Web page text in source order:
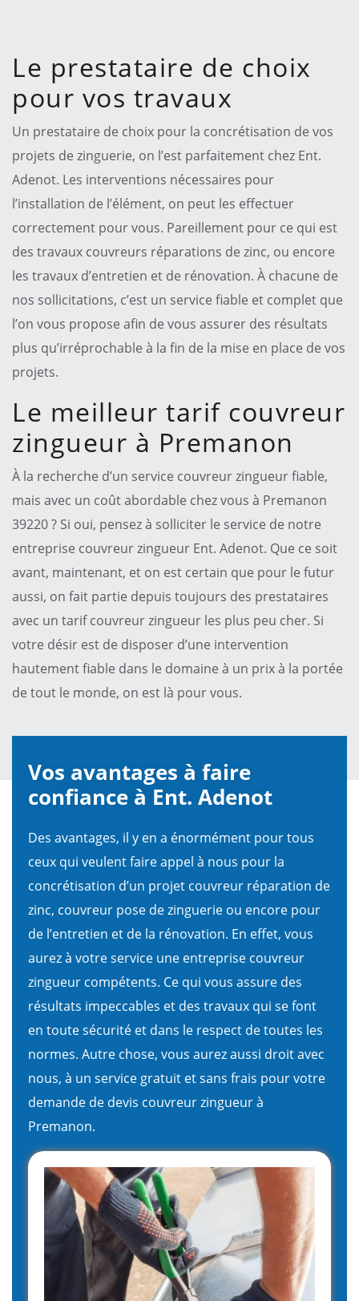
Le prestataire de choix
pour vos travaux
Un prestataire de choix pour la concrétisation de vos
projets de zinguerie, on l’est parfaitement chez Ent.
Adenot. Les interventions nécessaires pour
l’installation de l’élément, on peut les effectuer
correctement pour vous. Pareillement pour ce qui est
des travaux couvreurs réparations de zinc, ou encore
les travaux d’entretien et de rénovation. À chacune de
nos sollicitations, c’est un service fiable et complet que
l’on vous propose afin de vous assurer des résultats
plus qu’irréprochable à la fin de la mise en place de vos
projets.
Le meilleur tarif couvreur
zingueur à Premanon
À la recherche d’un service couvreur zingueur fiable,
mais avec un coût abordable chez vous à Premanon
39220 ? Si oui, pensez à solliciter le service de notre
entreprise couvreur zingueur Ent. Adenot. Que ce soit
avant, maintenant, et on est certain que pour le futur
aussi, on fait partie depuis toujours des prestataires
avec un tarif couvreur zingueur les plus peu cher. Si
votre désir est de disposer d’une intervention
hautement fiable dans le domaine à un prix à la portée
de tout le monde, on est là pour vous.
Vos avantages à faire
confiance à Ent. Adenot
Des avantages, il y en a énormément pour tous
ceux qui veulent faire appel à nous pour la
concrétisation d’un projet couvreur réparation de
zinc, couvreur pose de zinguerie ou encore pour
de l’entretien et de la rénovation. En effet, vous
aurez à votre service une entreprise couvreur
zingueur compétents. Ce qui vous assure des
résultats impeccables et des travaux qui se font
en toute sécurité et dans le respect de toutes les
normes. Autre chose, vous aurez aussi droit avec
nous, à un service gratuit et sans frais pour votre
demande de devis couvreur zingueur à
Premanon.